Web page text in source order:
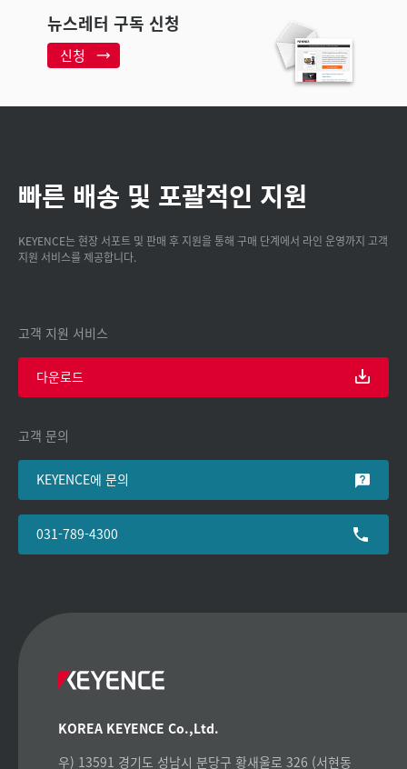
뉴스레터 구독 신청
신청
빠른 배송 및 포괄적인 지원
KEYENCE는 현장 서포트 및 판매 후 지원을 통해 구매 단계에서 라인 운영까지 고객
지원 서비스를 제공합니다.
고객 지원 서비스
다운로드
고객 문의
KEYENCE에 문의
031-789-4300
KOREA KEYENCE Co.,Ltd.
우) 13591 경기도 성남시 분당구 황새울로 326 (서현동